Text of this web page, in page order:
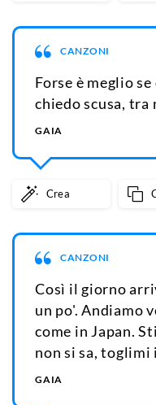
CANZONI
Forse è meglio
chiedo scusa, tra
GAIA
Crea
CANZONI
Così il giorno
un po'. Andiamo
come in Japan.
non si sa, toglimi
GAIA